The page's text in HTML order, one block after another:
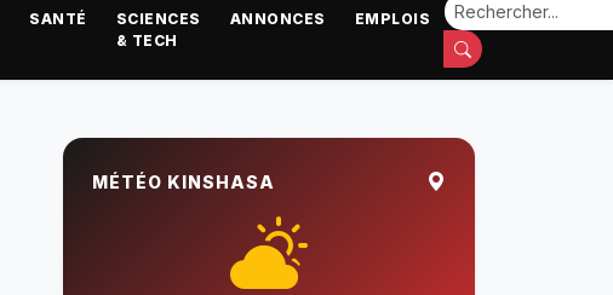
SANTÉ
SCIENCES
& TECH
ANNONCES EMPLOIS
MÉTÉO KINSHASA